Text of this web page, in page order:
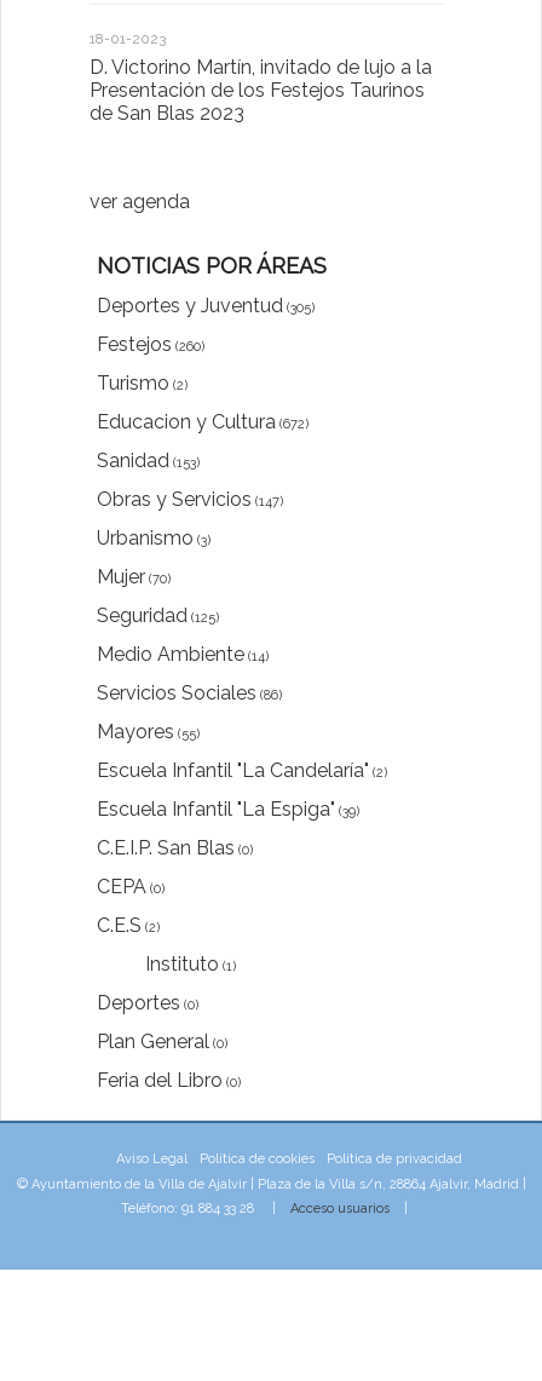
18-01-2023
D. Victorino Martín, invitado de lujo a la
Presentación de los Festejos Taurinos
de San Blas 2023
ver agenda
NOTICIAS POR ÁREAS
Deportes y Juventud (305)
Festejos (260)
Turismo (2)
Educacion y Cultura (672)
Sanidad (153)
Obras y Servicios (147)
Urbanismo (3)
Mujer (70)
Seguridad (125)
Medio Ambiente (14)
Servicios Sociales (86)
Mayores (55)
Escuela Infantil "La Candelaría" (2)
Escuela Infantil "La Espiga" (39)
C.E.I.P. San Blas (0)
CEPA (0)
C.E.S (2)
Instituto (1)
Deportes (0)
Plan General (0)
Feria del Libro (0)
Aviso Legal Política de cookies
Política de privacidad
© Ayuntamiento de la Villa de Ajalvir | Plaza de la Villa s/n, 28864 Ajalvir, Madrid |
Teléfono: 91 884 33 28 | Acceso usuarios|